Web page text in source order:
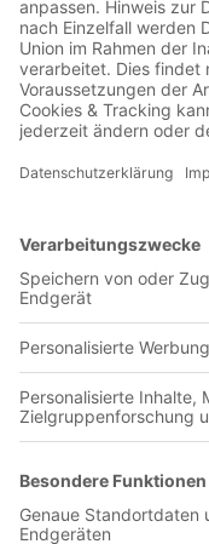
Unsere App ist in den
Jetzt herunterladen